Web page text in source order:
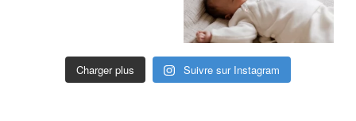
Charger plus Suivre sur Instagram